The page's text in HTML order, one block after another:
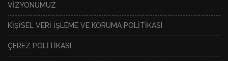
VİZYONUMUZ
KİŞİSEL VERİ İŞLEME VE KORUMA POLİTİKASI
ÇEREZ POLİTİKASI